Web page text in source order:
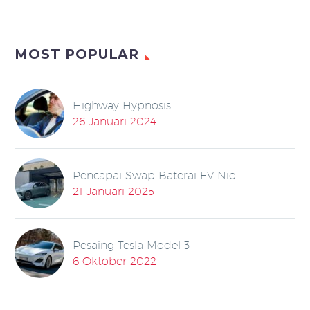
MOST POPULAR
Highway Hypnosis
26 Januari 2024
Pencapai Swap Baterai EV Nio
21 Januari 2025
Pesaing Tesla Model 3
6 Oktober 2022